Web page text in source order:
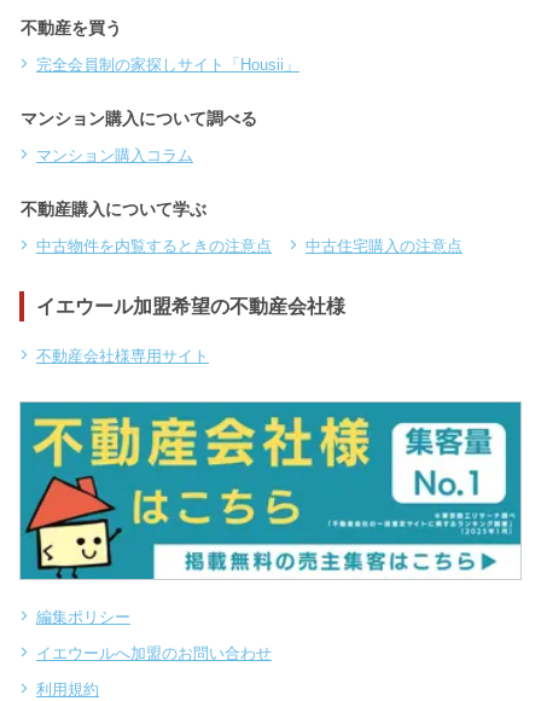
不動産を買う
完全会員制の家探しサイト「Housii」
マンション購入について調べる
マンション購入コラム
不動産購入について学ぶ
中古物件を内覧するときの注意点 中古住宅購入の注意点
イエウール加盟希望の不動産会社様
不動産会社様専用サイト
編集ポリシー
イエウールへ加盟のお問い合わせ
利用規約